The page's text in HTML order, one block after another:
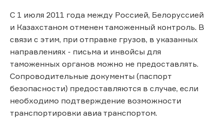
С 1 июля 2011 года между Россией, Белоруссией
и Казахстаном отменен таможенный контроль. В
связи с этим, при отправке грузов, в указанных
направлениях - письма и инвойсы для
таможенных органов можно не предоставлять.
Сопроводительные документы (паспорт
безопасности) предоставляются в случае, если
необходимо подтверждение возможности
транспортировки авиа транспортом.